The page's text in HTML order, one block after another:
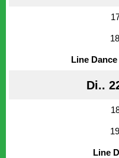
Line
Di..
Line